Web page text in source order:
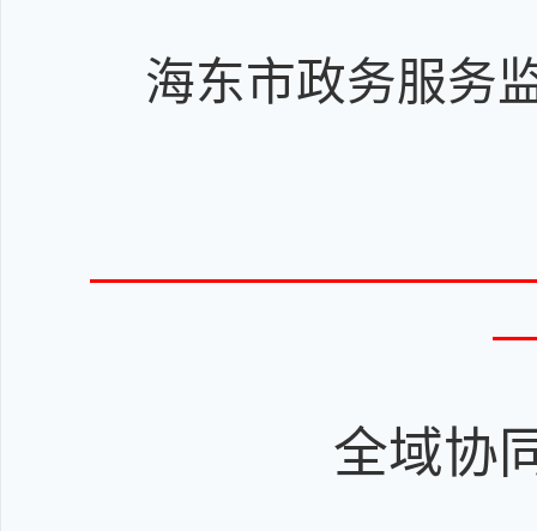
海东市政务服务
全域协